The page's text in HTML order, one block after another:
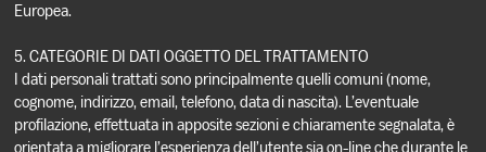
Europea.
5. CATEGORIE DI DATI OGGETTO DEL TRATTAMENTO
I dati personali trattati sono principalmente quelli comuni (nome,
cognome, indirizzo, email, telefono, data di nascita). L’eventuale
profilazione, effettuata in apposite sezioni e chiaramente segnalata, è